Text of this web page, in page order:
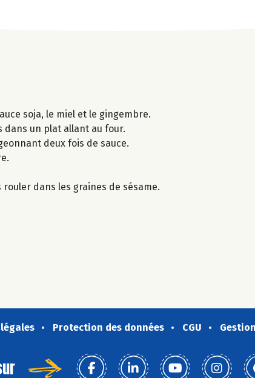
soja, le miel et le gingembre.
dans un plat allant au four.
deux fois de sauce.
dans les graines de sésame.
Protection des données CGU